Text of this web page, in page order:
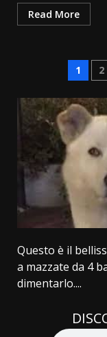
Read More
1 2
Questo è il
a mazzate da 4
dimentarlo....